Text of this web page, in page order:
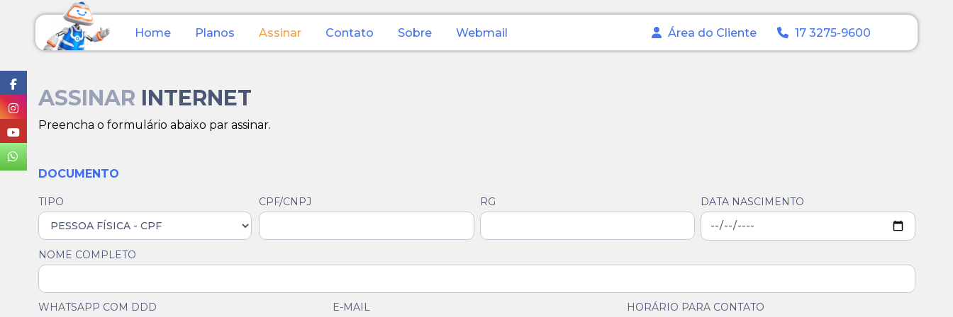
Home Planos Assinar Contato Sobre Webmail Área do Cliente 17 3275-9600
ASSINAR INTERNET
Preencha o formulário abaixo par assinar.
DOCUMENTO
TIPO CPF/CNPJ RG DATA NASCIMENTO
NOME COMPLETO
WHATSAPP COM DDD E-MAIL HORÁRIO PARA CONTATO